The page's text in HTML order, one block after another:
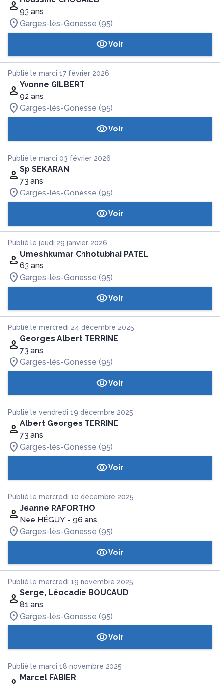
93 ans
Garges-lès-Gonesse (95)
Voir
Publié le mardi 17 février 2026
Yvonne GILBERT
92 ans
Garges-lès-Gonesse (95)
Voir
Publié le mardi 03 février 2026
Sp SEKARAN
73 ans
Garges-lès-Gonesse (95)
Voir
Publié le jeudi 29 janvier 2026
Umeshkumar Chhotubhai PATEL
63 ans
Garges-lès-Gonesse (95)
Voir
Publié le mercredi 24 décembre 2025
Georges Albert TERRINE
73 ans
Garges-lès-Gonesse (95)
Voir
Publié le vendredi 19 décembre 2025
Albert Georges TERRINE
73 ans
Garges-lès-Gonesse (95)
Voir
Publié le mercredi 10 décembre 2025
Jeanne RAFORTHO
Née HÉGUY - 96 ans
Garges-lès-Gonesse (95)
Voir
Publié le mercredi 19 novembre 2025
Serge, Léocadie BOUCAUD
81 ans
Garges-lès-Gonesse (95)
Voir
Publié le mardi 18 novembre 2025
Marcel FABIER